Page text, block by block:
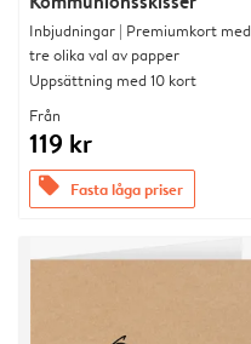
Inbjudningar | Premiumkort med
tre olika val av papper
Uppsättning med 10 kort
Från
119 kr
offers Fasta låga priser